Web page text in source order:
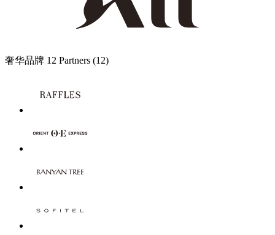
奢华品牌 12 Partners (12)